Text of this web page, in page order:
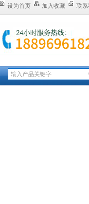
设为首页 加入收藏 联系